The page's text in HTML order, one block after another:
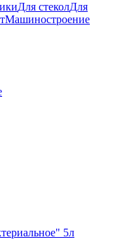
Для стеколДля
Машиностроение
5л